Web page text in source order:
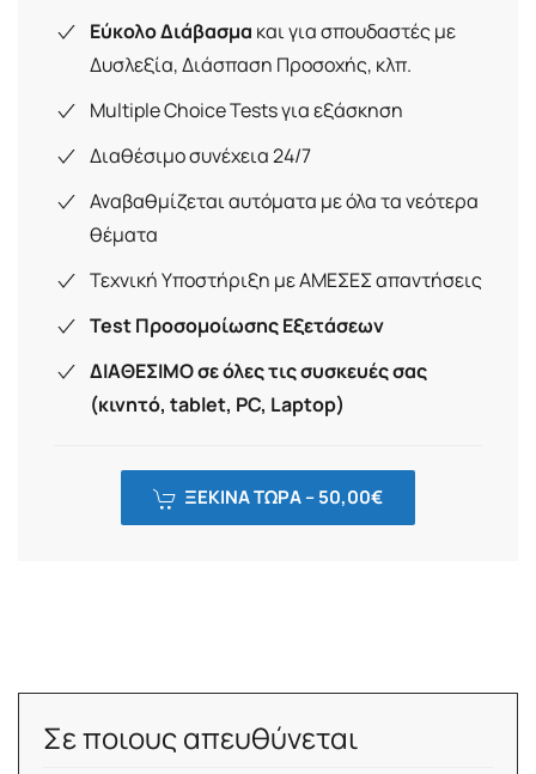
Εύκολο Διάβασμα και για σπουδαστές με
Δυσλεξία, Διάσπαση Προσοχής, κλπ.
Multiple Choice Tests για εξάσκηση
Διαθέσιμο συνέχεια 24/7
Αναβαθμίζεται αυτόματα με όλα τα νεότερα
θέματα
Τεχνική Υποστήριξη με ΑΜΕΣΕΣ απαντήσεις
Test Προσομοίωσης Εξετάσεων
ΔΙΑΘΕΣΙΜΟ σε όλες τις συσκευές σας
(κινητό, tablet, PC, Laptop)
ΞΕΚΙΝΑ ΤΩΡΑ –50,00€
Σε ποιους απευθύνεται